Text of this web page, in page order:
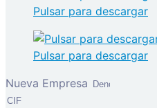
Pulsar para descargar
Pulsar para descargar
Nueva Empresa